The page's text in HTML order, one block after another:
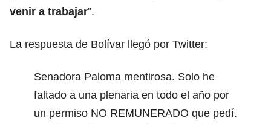
venir a trabajar”.
La respuesta de Bolívar llegó por Twitter:
Senadora Paloma mentirosa. Solo he
faltado a una plenaria en todo el año por
un permiso NO REMUNERADO que pedí.